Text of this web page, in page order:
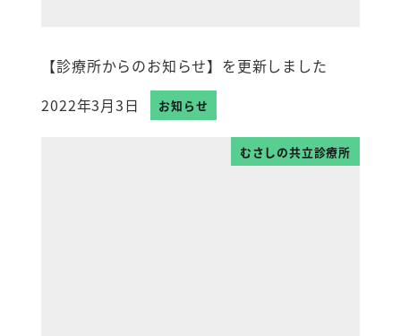
【診療所からのお知らせ】を更新しました
投稿日
2022年3月3日 お知らせ
むさしの共立診療所